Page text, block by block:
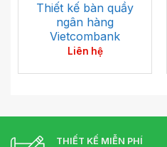
Thiết kế bàn quầy
ngân hàng
Vietcombank
Liên hệ
THIẾT KẾ MIỄN PHÍ